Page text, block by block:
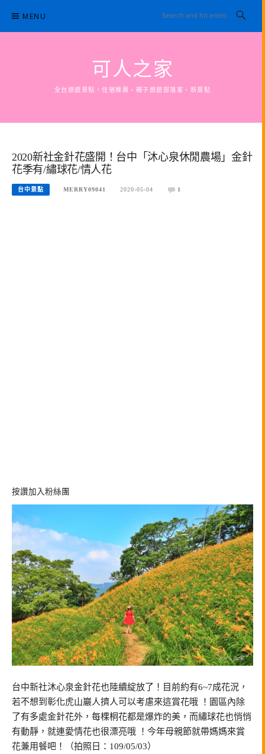
content
MENU
可人之家
全台旅遊景點，住宿推薦、親子旅遊部落客、新景點
2020新社金針花盛開！台中「沐心泉休閒農場」金針
花季有/繡球花/情人花
台中景點 MERRY09041 2020-05-04 1
按讚加入粉絲團
台中新社沐心泉金針花也陸續綻放了！目前約有6~7成花況，
若不想到彰化虎山巖人擠人可以考慮來這賞花哦 ！園區內除
了有多處金針花外，每棵桐花都是爆炸的美，而繡球花也悄悄
有動靜，就連愛情花也很漂亮哦 ！今年母親節就帶媽媽來賞
花兼用餐吧！（拍照日：109/05/03）